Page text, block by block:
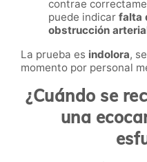
contrae
puede indicar falta
obstrucción
La prueba es indolora,
momento por personal
¿Cuándo se
una